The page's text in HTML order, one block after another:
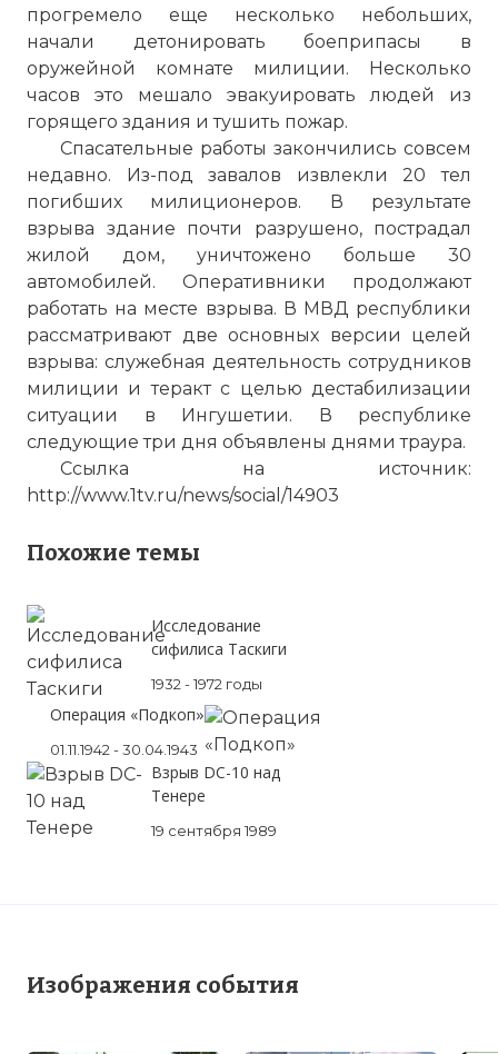
прогремело еще несколько небольших,
начали детонировать боеприпасы в
оружейной комнате милиции. Несколько
часов это мешало эвакуировать людей из
горящего здания и тушить пожар.
Спасательные работы закончились совсем
недавно. Из-под завалов извлекли 20 тел
погибших милиционеров. В результате
взрыва здание почти разрушено, пострадал
жилой дом, уничтожено больше 30
автомобилей. Оперативники продолжают
работать на месте взрыва. В МВД республики
рассматривают две основных версии целей
взрыва: служебная деятельность сотрудников
милиции и теракт с целью дестабилизации
ситуации в Ингушетии. В республике
следующие три дня объявлены днями траура.
Ссылка на источник:
http://www.1tv.ru/news/social/14903
Похожие темы
Исследование
сифилиса Таскиги
1932 - 1972 годы
Операция «Подкоп»
01.11.1942 - 30.04.1943
Взрыв DC-10 над
Тенере
19 сентября 1989
Изображения события
Взрыв в ГОВД г.Назрань, Ингушетия
Имя: